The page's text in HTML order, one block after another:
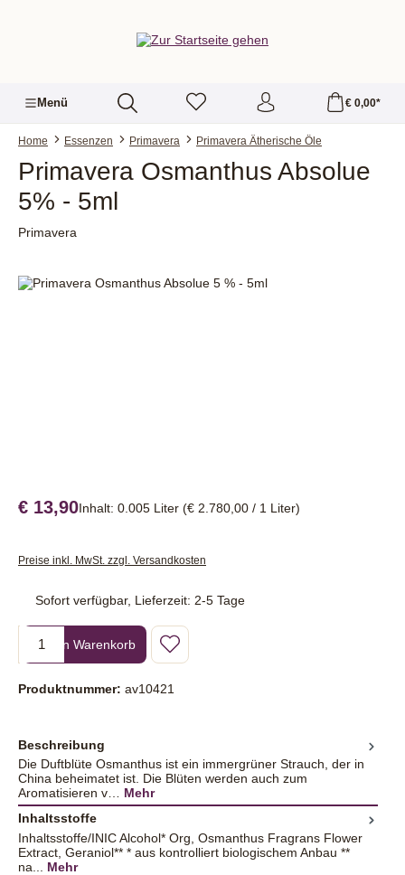
Menü € 0,00*
Home Essenzen Primavera Primavera Ätherische Öle
Primavera Osmanthus Absolue
5% - 5ml
Primavera
Bildergalerie überspringen
€ 13,90Inhalt: 0.005 Liter (€ 2.780,00 / 1 Liter)
Preise inkl. MwSt. zzgl. Versandkosten
Sofort verfügbar, Lieferzeit: 2-5 Tage
Produkt Anzahl: Gib den gewünschten Wert ein oder benutze die
In den Warenkorb
Produktnummer: av10421
Beschreibung
Die Duftblüte Osmanthus ist ein immergrüner Strauch, der in
China beheimatet ist. Die Blüten werden auch zum
Aromatisieren v… Mehr
Inhaltsstoffe
Inhaltsstoffe/INIC Alcohol* Org, Osmanthus Fragrans Flower
Extract, Geraniol** * aus kontrolliert biologischem Anbau **
na... Mehr